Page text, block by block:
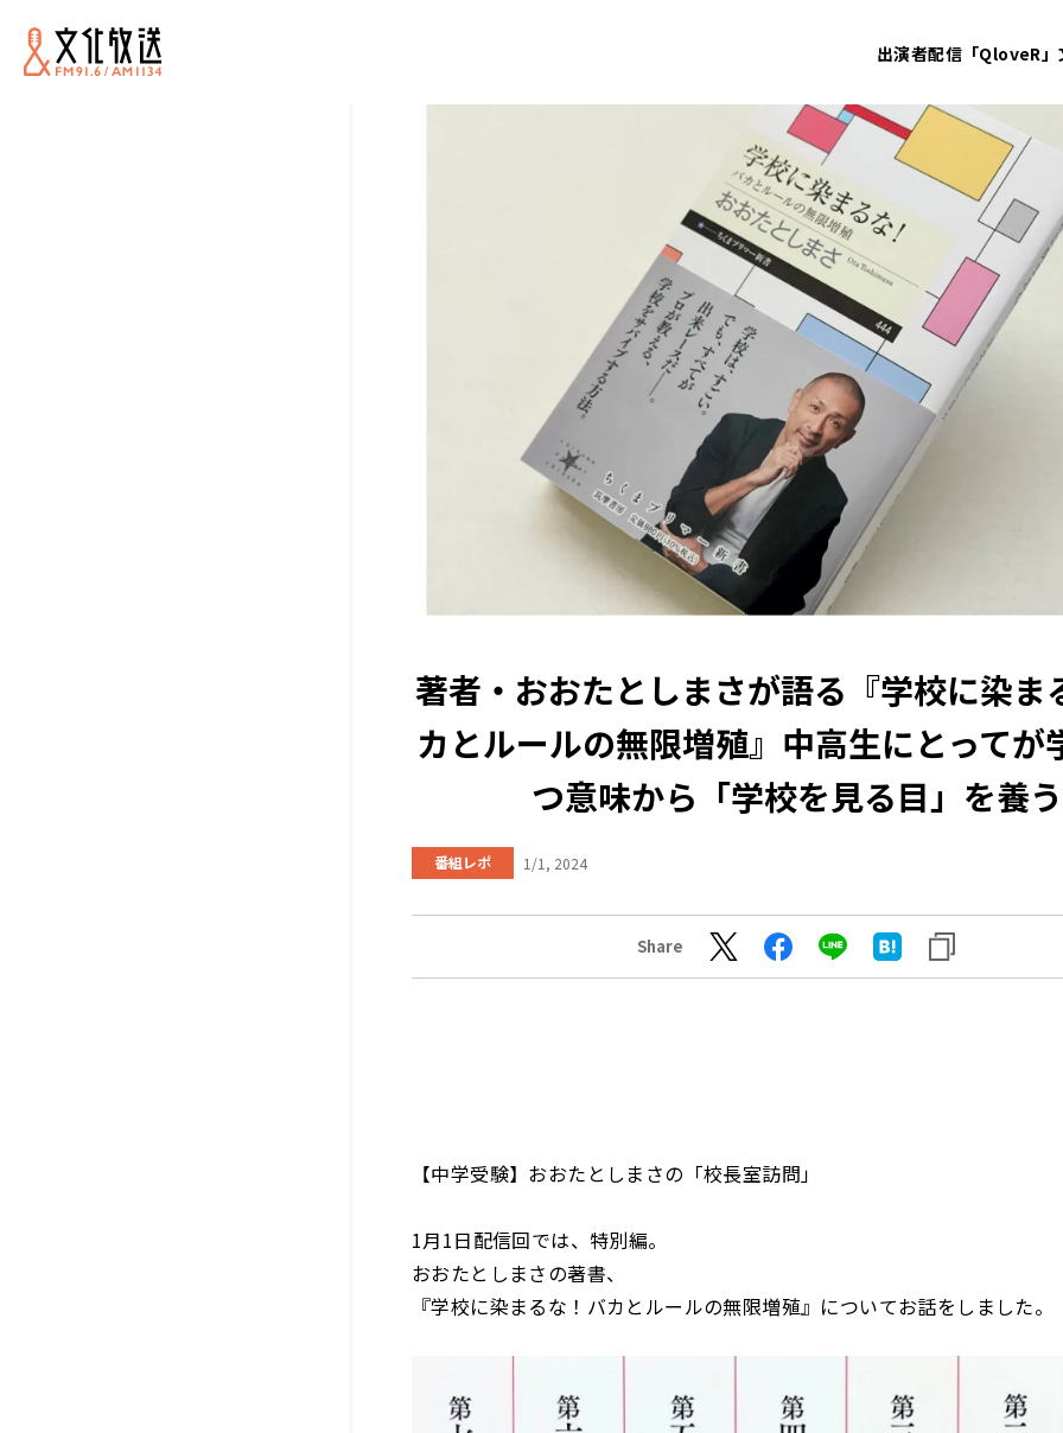
出演者配信「QloveR」
著者・おおたとしまさが語る『学校に染ま
カとルールの無限増殖』中高生にとってが
つ意味から「学校を見る目」を養う
番組レポ 1/1, 2024
Share
【中学受験】おおたとしまさの「校長室訪問」
1月1日配信回では、特別編。
おおたとしまさの著書、
『学校に染まるな！バカとルールの無限増殖』についてお話をしました。